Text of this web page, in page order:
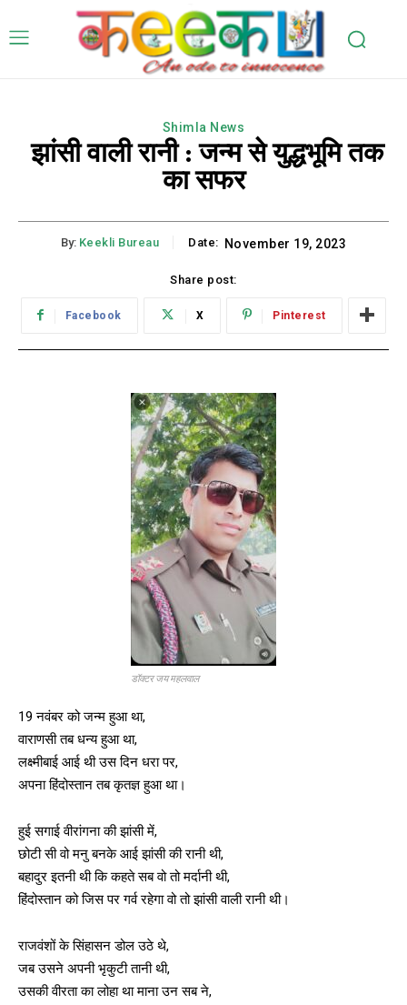
Shimla News
झांसी वाली रानी : जन्म से युद्धभूमि तक
का सफर
By: Keekli Bureau Date: November 19, 2023
Share post:
Facebook X Pinterest
डॉक्टर जय महलवाल
19 नवंबर को जन्म हुआ था,
वाराणसी तब धन्य हुआ था,
लक्ष्मीबाई आई थी उस दिन धरा पर,
अपना हिंदोस्तान तब कृतज्ञ हुआ था।
हुई सगाई वीरांगना की झांसी में,
छोटी सी वो मनु बनके आई झांसी की रानी थी,
बहादुर इतनी थी कि कहते सब वो तो मर्दानी थी,
हिंदोस्तान को जिस पर गर्व रहेगा वो तो झांसी वाली रानी थी।
राजवंशों के सिंहासन डोल उठे थे,
जब उसने अपनी भृकुटी तानी थी,
उसकी वीरता का लोहा था माना उन सब ने,